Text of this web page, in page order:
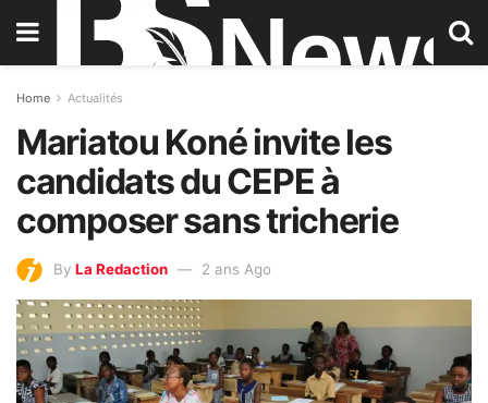
Home Actualités
Mariatou Koné invite les
candidats du CEPE à
composer sans tricherie
By La Redaction 2 ans Ago